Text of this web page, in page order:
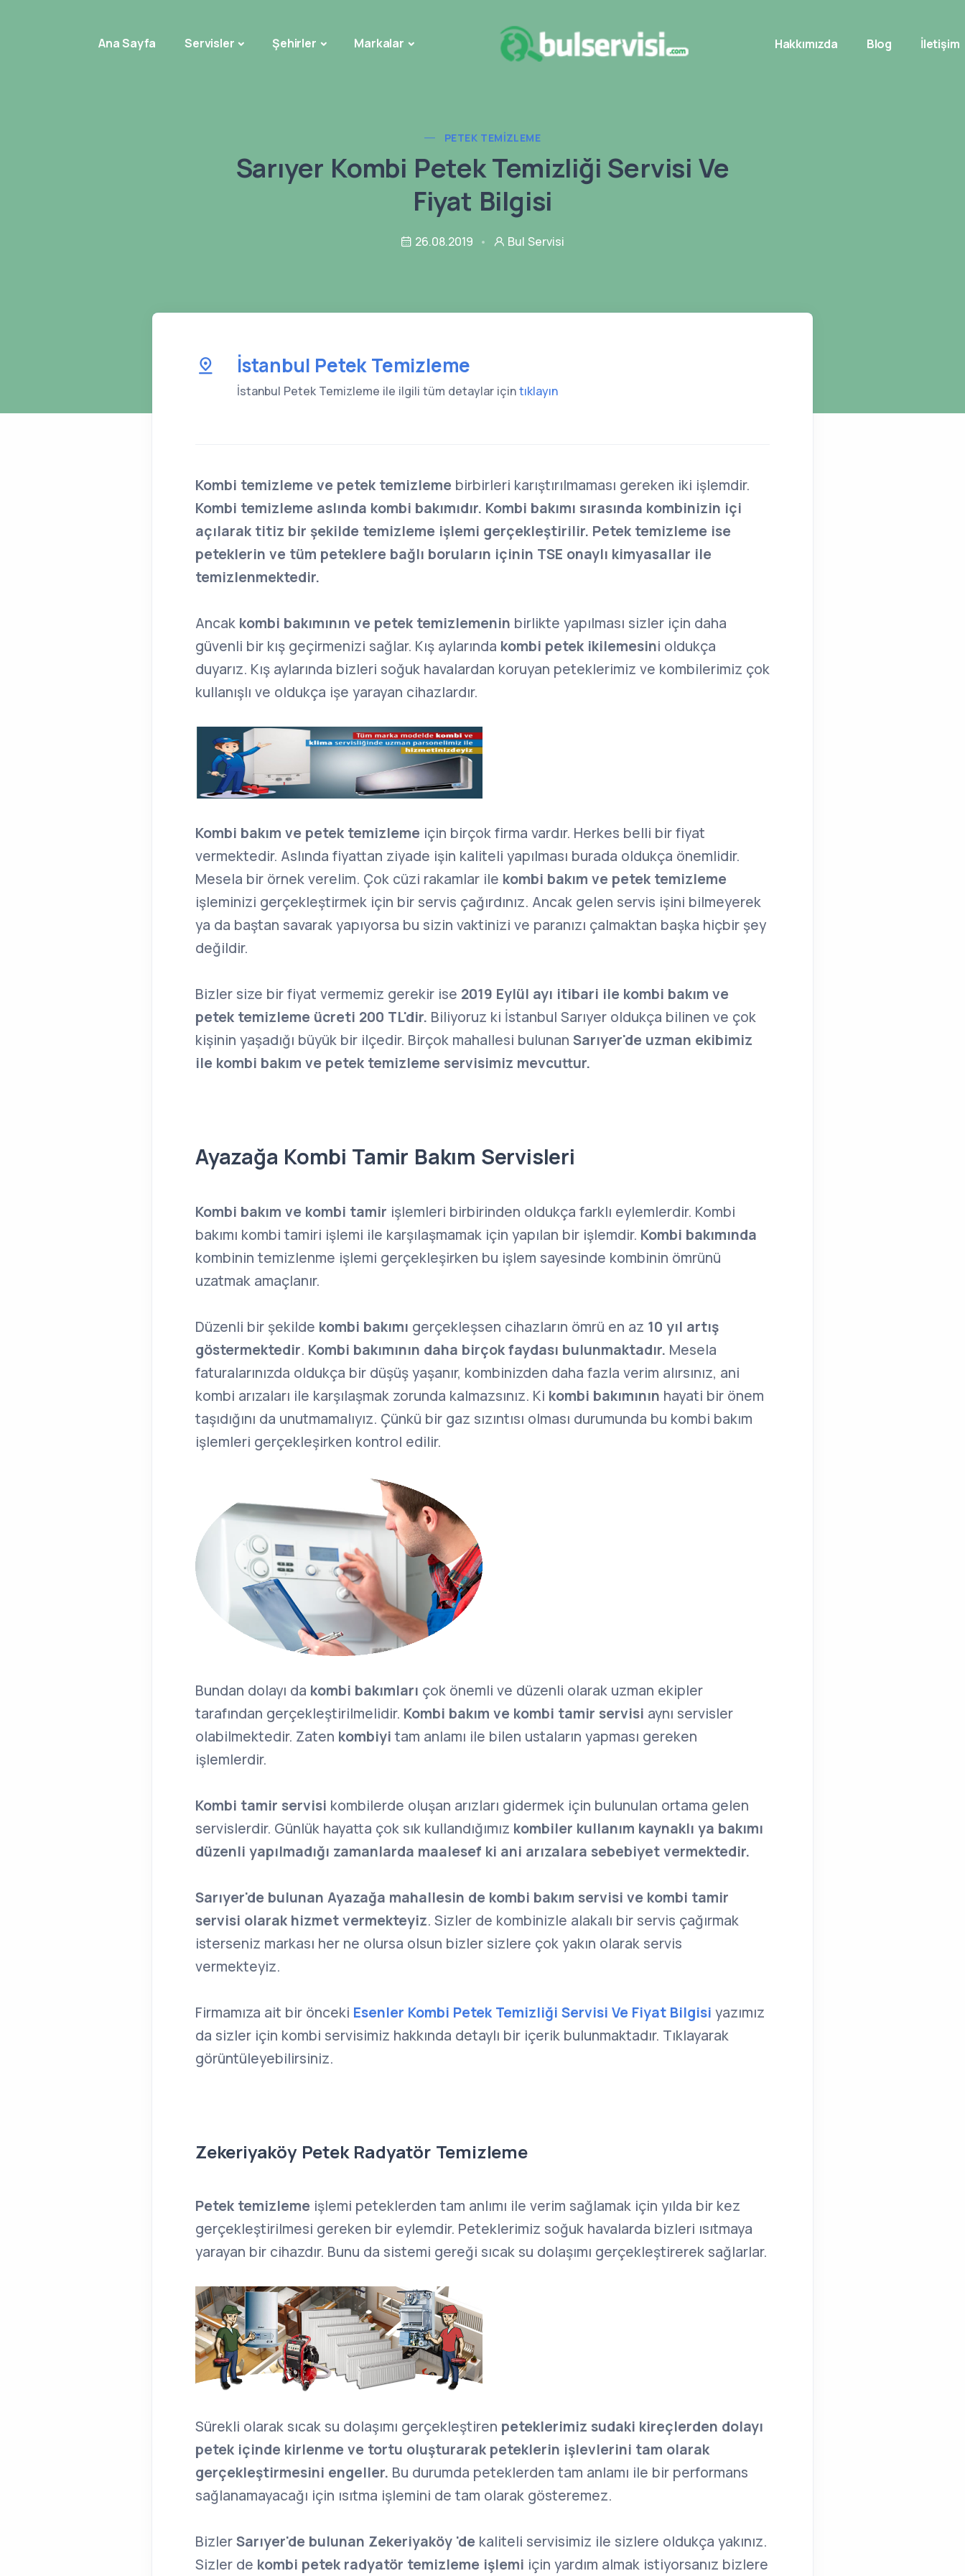
Ana Sayfa Servisler Şehirler Markalar Hakkımızda Blog İletişim
PETEK TEMIZLEME
Sarıyer Kombi Petek Temizliği Servisi Ve
Fiyat Bilgisi
26.08.2019 Bul Servisi
İstanbul Petek Temizleme
İstanbul Petek Temizleme ile ilgili tüm detaylar içintıklayın
Kombi temizleme ve petek temizleme birbirleri karıştırılmaması gereken iki işlemdir.
Kombi temizleme aslında kombi bakımıdır. Kombi bakımı sırasında kombinizin içi
açılarak titiz bir şekilde temizleme işlemi gerçekleştirilir. Petek temizleme ise
peteklerin ve tüm peteklere bağlı boruların içinin TSE onaylı kimyasallar ile
temizlenmektedir.
Ancak kombi bakımının ve petek temizlemenin birlikte yapılması sizler için daha
güvenli bir kış geçirmenizi sağlar. Kış aylarında kombi petek ikilemesini oldukça
duyarız. Kış aylarında bizleri soğuk havalardan koruyan peteklerimiz ve kombilerimiz çok
kullanışlı ve oldukça işe yarayan cihazlardır.
Kombi bakım ve petek temizleme için birçok firma vardır. Herkes belli bir fiyat
vermektedir. Aslında fiyattan ziyade işin kaliteli yapılması burada oldukça önemlidir.
Mesela bir örnek verelim. Çok cüzi rakamlar ile kombi bakım ve petek temizleme
işleminizi gerçekleştirmek için bir servis çağırdınız. Ancak gelen servis işini bilmeyerek
ya da baştan savarak yapıyorsa bu sizin vaktinizi ve paranızı çalmaktan başka hiçbir şey
değildir.
Bizler size bir fiyat vermemiz gerekir ise 2019 Eylül ayı itibari ile kombi bakım ve
petek temizleme ücreti 200 TL'dir. Biliyoruz ki İstanbul Sarıyer oldukça bilinen ve çok
kişinin yaşadığı büyük bir ilçedir. Birçok mahallesi bulunan Sarıyer'de uzman ekibimiz
ile kombi bakım ve petek temizleme servisimiz mevcuttur.
Ayazağa Kombi Tamir Bakım Servisleri
Kombi bakım ve kombi tamir işlemleri birbirinden oldukça farklı eylemlerdir. Kombi
bakımı kombi tamiri işlemi ile karşılaşmamak için yapılan bir işlemdir. Kombi bakımında
kombinin temizlenme işlemi gerçekleşirken bu işlem sayesinde kombinin ömrünü
uzatmak amaçlanır.
Düzenli bir şekilde kombi bakımı gerçekleşsen cihazların ömrü en az 10 yıl artış
göstermektedir. Kombi bakımının daha birçok faydası bulunmaktadır. Mesela
faturalarınızda oldukça bir düşüş yaşanır, kombinizden daha fazla verim alırsınız, ani
kombi arızaları ile karşılaşmak zorunda kalmazsınız. Ki kombi bakımının hayati bir önem
taşıdığını da unutmamalıyız. Çünkü bir gaz sızıntısı olması durumunda bu kombi bakım
işlemleri gerçekleşirken kontrol edilir.
Bundan dolayı da kombi bakımları çok önemli ve düzenli olarak uzman ekipler
tarafından gerçekleştirilmelidir. Kombi bakım ve kombi tamir servisi aynı servisler
olabilmektedir. Zaten kombiyi tam anlamı ile bilen ustaların yapması gereken
işlemlerdir.
Kombi tamir servisi kombilerde oluşan arızları gidermek için bulunulan ortama gelen
servislerdir. Günlük hayatta çok sık kullandığımız kombiler kullanım kaynaklı ya bakımı
düzenli yapılmadığı zamanlarda maalesef ki ani arızalara sebebiyet vermektedir.
Sarıyer'de bulunan Ayazağa mahallesin de kombi bakım servisi ve kombi tamir
servisi olarak hizmet vermekteyiz. Sizler de kombinizle alakalı bir servis çağırmak
isterseniz markası her ne olursa olsun bizler sizlere çok yakın olarak servis
vermekteyiz.
Firmamıza ait bir önceki Esenler Kombi Petek Temizliği Servisi Ve Fiyat Bilgisi yazımız
da sizler için kombi servisimiz hakkında detaylı bir içerik bulunmaktadır. Tıklayarak
görüntüleyebilirsiniz.
Zekeriyaköy Petek Radyatör Temizleme
Petek temizleme işlemi peteklerden tam anlımı ile verim sağlamak için yılda bir kez
gerçekleştirilmesi gereken bir eylemdir. Peteklerimiz soğuk havalarda bizleri ısıtmaya
yarayan bir cihazdır. Bunu da sistemi gereği sıcak su dolaşımı gerçekleştirerek sağlarlar.
Sürekli olarak sıcak su dolaşımı gerçekleştiren peteklerimiz sudaki kireçlerden dolayı
petek içinde kirlenme ve tortu oluşturarak peteklerin işlevlerini tam olarak
gerçekleştirmesini engeller. Bu durumda peteklerden tam anlamı ile bir performans
sağlanamayacağı için ısıtma işlemini de tam olarak gösteremez.
BizlerSarıyer'de bulunan Zekeriyaköy 'de kaliteli servisimiz ile sizlere oldukça yakınız.
Sizler de kombi petek radyatör temizleme işlemi için yardım almak istiyorsanız bizlere